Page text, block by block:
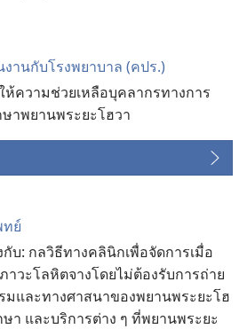
าน​กับ​โรง​พยาบาล (คปร.)
ความ​ช่วยเหลือ​บุคลากร​ทาง​การ​
า​พยาน​พระ​ยะโฮวา
ย์
กับ: กล​วิธี​ทาง​คลินิก​เพื่อ​จัด​การ​เมื่อ​
วะ​โลหิต​จาง​โดย​ไม่​ต้อง​รับ​การ​ถ่าย​
ม​และ​ทาง​ศาสนา​ของ​พยาน​พระ​ยะโฮ
า และ​บริการ​ต่าง ๆ ที่​พยาน​พระ​ยะ